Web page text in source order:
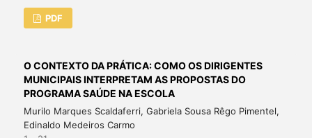
PDF
O CONTEXTO DA PRÁTICA: COMO OS DIRIGENTES
MUNICIPAIS INTERPRETAM AS PROPOSTAS DO
PROGRAMA SAÚDE NA ESCOLA
Murilo Marques Scaldaferri, Gabriela Sousa Rêgo Pimentel,
Edinaldo Medeiros Carmo